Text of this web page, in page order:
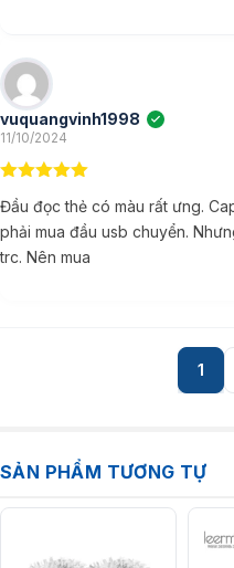
vuquangvinh1998
11/10/2024
Đầu đọc thẻ có màu rất ưng.
phải mua đầu usb chuyển.
trc. Nên mua
1
SẢN PHẨM TƯƠNG TỰ